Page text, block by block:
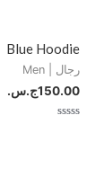
Blue Hoodie
رجال | Men
150.00ج.س.